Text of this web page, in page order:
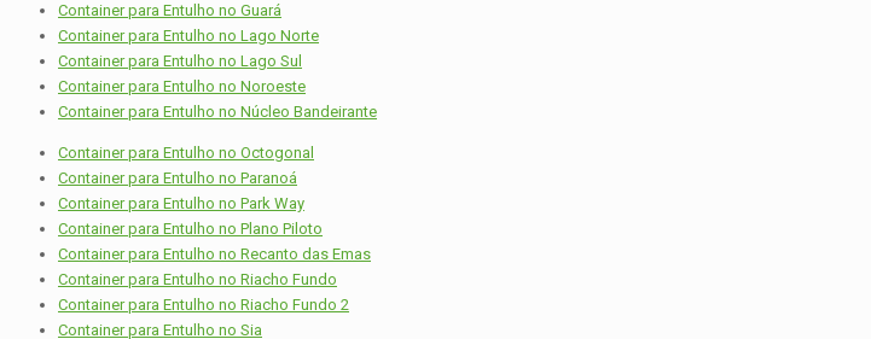
Container para Entulho no Guará
Container para Entulho no Lago Norte
Container para Entulho no Lago Sul
Container para Entulho no Noroeste
Container para Entulho no Núcleo Bandeirante
Container para Entulho no Octogonal
Container para Entulho no Paranoá
Container para Entulho no Park Way
Container para Entulho no Plano Piloto
Container para Entulho no Recanto das Emas
Container para Entulho no Riacho Fundo
Container para Entulho no Riacho Fundo 2
Container para Entulho no Sia